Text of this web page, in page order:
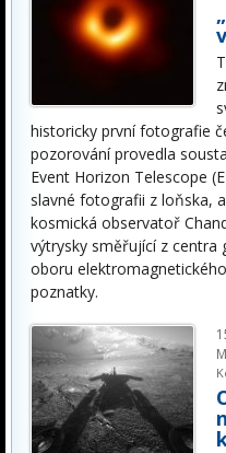
historicky první fotografie
pozorování provedla
Event Horizon Telescope
slavné fotografii z loňska,
kosmická observatoř
výtrysky směřující z centra
oboru
poznatky.